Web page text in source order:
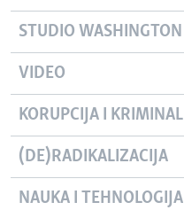
STUDIO WASHINGTON
VIDEO
KORUPCIJA I KRIMINAL
(DE)RADIKALIZACIJA
NAUKA I TEHNOLOGIJA